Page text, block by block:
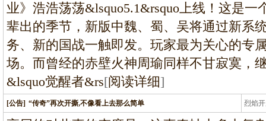
业》浩浩荡荡&lsquo5.1&rsquo上线！这是
辈出的季节，新版中魏、蜀、吴将通过新系
务、新的国战一触即发。玩家最为关心的专
场。而曾经的赤壁火神周瑜同样不甘寂寞，
&lsquo觉醒者&rs[阅读详细]
[公告] “传奇”再次开撕,不像看上去那么简单 烈焰